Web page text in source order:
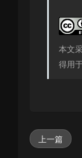
本文
得用
上一篇